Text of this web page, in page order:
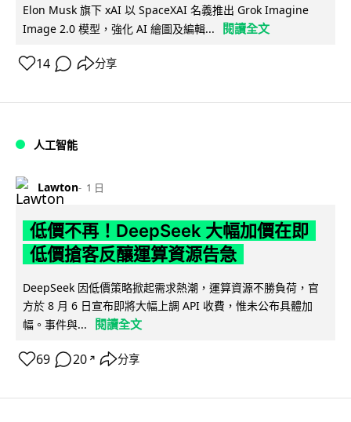
Elon Musk 旗下 xAI 以 SpaceXAI 名義推出 Grok Imagine
Image 2.0 模型，強化 AI 繪圖及編輯...
閱讀全文
14 分享
人工智能
Lawton 1 日
低價不再！DeepSeek 大幅加價在即
低價搶客反釀運算資源告急
DeepSeek 因低價策略掀起需求熱潮，運算資源不勝負荷，官
方於 8 月 6 日宣布即將大幅上調 API 收費，惟未公布具體加
幅。事件與...
閱讀全文
69 20 ↗ 分享